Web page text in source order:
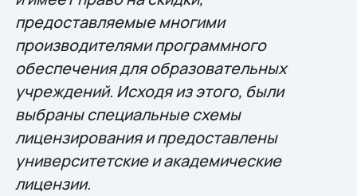
предоставляемые многими
производителями программного
обеспечения для образовательных
учреждений. Исходя из этого, были
выбраны специальные схемы
лицензирования и предоставлены
университетские и академические
лицензии.